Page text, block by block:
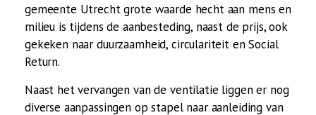
gemeente Utrecht grote waarde hecht aan mens en
milieu is tijdens de aanbesteding, naast de prijs, ook
gekeken naar duurzaamheid, circulariteit en Social
Return.
Naast het vervangen van de ventilatie liggen er nog
diverse aanpassingen op stapel naar aanleiding van